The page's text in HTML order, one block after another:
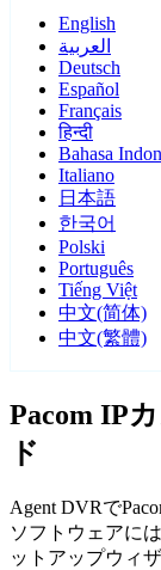
English
العربية
Deutsch
Español
Français
हिन्दी
Bahasa
Italiano
日本語
한국어
Polski
Português
Tiếng Việt
中文(简体)
中文(繁體)
Pacom IP
ド
Agent DVRで
ソフトウェアに
ットアップウィ